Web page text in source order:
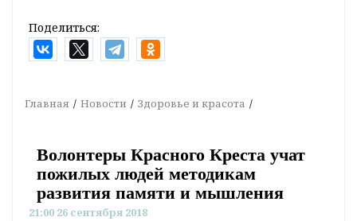
Поделиться:
Главная Новости Здоровье и красота
Волонтеры Красного Креста учат
пожилых людей методикам
развития памяти и мышления
21:00 26 сентября 2018